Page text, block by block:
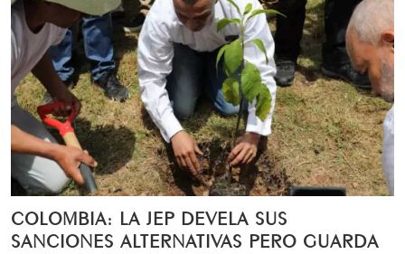
COLOMBIA: LA JEP DEVELA SUS
SANCIONES ALTERNATIVAS PERO GUARDA